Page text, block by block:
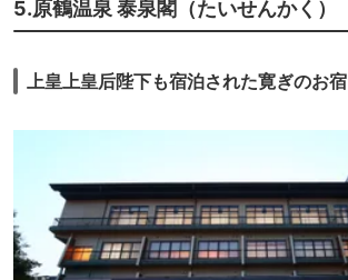
5.原鶴温泉 泰泉閣（たいせんかく）
上皇上皇后陛下も宿泊された寛ぎのお宿